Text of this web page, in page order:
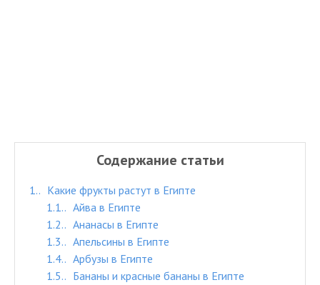
Содержание статьи
1.
Какие фрукты растут в Египте
1.1.
Айва в Египте
1.2.
Ананасы в Египте
1.3.
Апельсины в Египте
1.4.
Арбузы в Египте
1.5.
Бананы и красные бананы в Египте